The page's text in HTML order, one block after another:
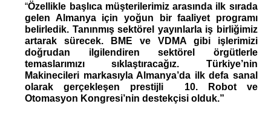
“Özellikle başlıca müşterilerimiz arasında ilk sırada
gelen Almanya için yoğun bir faaliyet programı
belirledik. Tanınmış sektörel yayınlarla iş birliğimiz
artarak sürecek. BME ve VDMA gibi işlerimizi
doğrudan ilgilendiren sektörel örgütlerle
temaslarımızı sıklaştıracağız. Türkiye’nin
Makinecileri markasıyla Almanya’da ilk defa sanal
olarak gerçekleşen prestijli  10. Robot ve
Otomasyon Kongresi’nin destekçisi olduk.”